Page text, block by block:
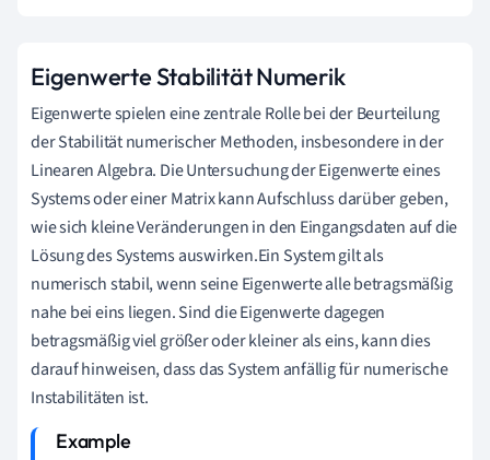
Eigenwerte Stabilität Numerik
Eigenwerte spielen eine zentrale Rolle bei der Beurteilung
der Stabilität numerischer Methoden, insbesondere in der
Linearen Algebra. Die Untersuchung der Eigenwerte eines
Systems oder einer Matrix kann Aufschluss darüber geben,
wie sich kleine Veränderungen in den Eingangsdaten auf die
Lösung des Systems auswirken.Ein System gilt als
numerisch stabil, wenn seine Eigenwerte alle betragsmäßig
nahe bei eins liegen. Sind die Eigenwerte dagegen
betragsmäßig viel größer oder kleiner als eins, kann dies
darauf hinweisen, dass das System anfällig für numerische
Instabilitäten ist.